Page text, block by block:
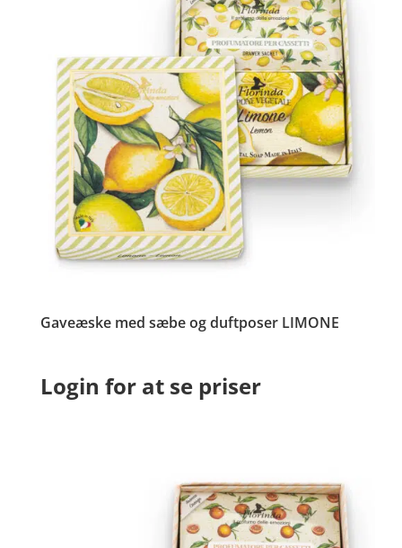
Gaveæske med sæbe og duftposer LIMONE
Login for at se priser